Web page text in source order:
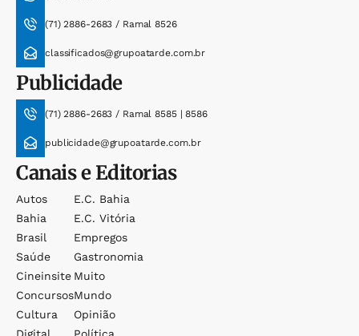
(71) 2886-2683 / Ramal 8526
classificados@grupoatarde.com.br
Publicidade
(71) 2886-2683 / Ramal 8585 | 8586
publicidade@grupoatarde.com.br
Canais e Editorias
Autos
Bahia
Brasil
Saúde
Cineinsite
Concursos
Cultura
E.c. Bahia
E.c. Vitória
Empregos
Gastronomia
Muito
Mundo
Opinião